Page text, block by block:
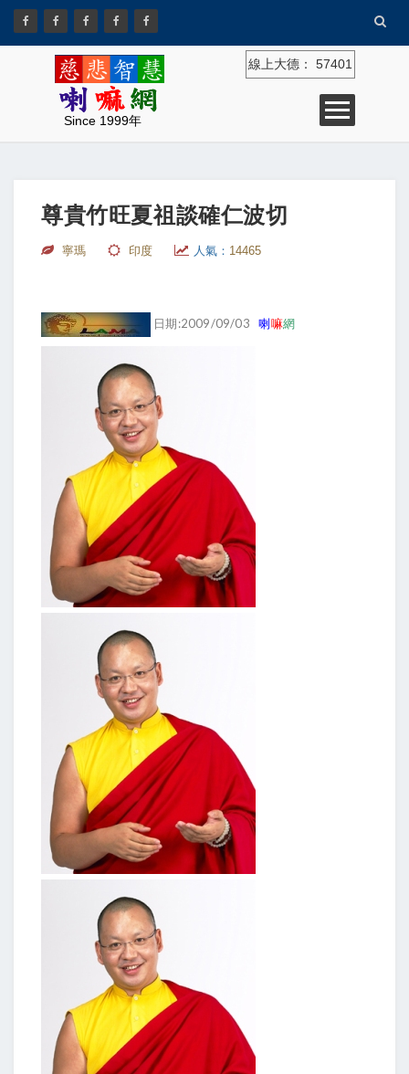
Since 1999年
線上大德： 57401
尊貴竹旺夏祖談確仁波切
寧瑪 印度 人氣： 14465
日期:2009/09/03喇嘛網